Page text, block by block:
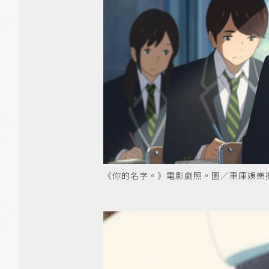
《你的名字。》電影劇照。圖／車庫娛樂